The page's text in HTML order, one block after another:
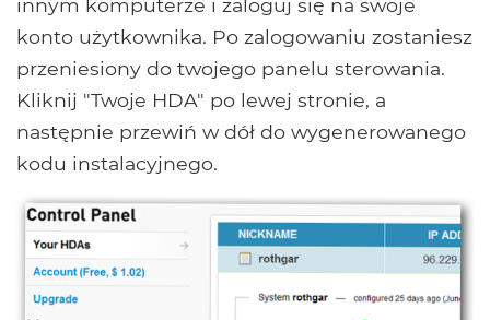
innym komputerze i zaloguj się na swoje
konto użytkownika. Po zalogowaniu zostaniesz
przeniesiony do twojego panelu sterowania.
Kliknij "Twoje HDA" po lewej stronie, a
następnie przewiń w dół do wygenerowanego
kodu instalacyjnego.